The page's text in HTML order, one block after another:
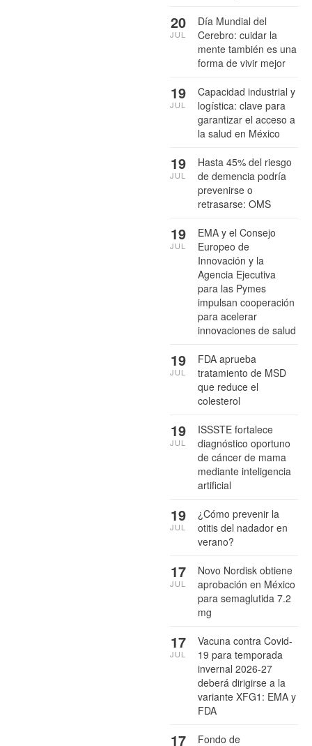
Día Mundial del
Cerebro: cuidar la
mente también es una
forma de vivir mejor
20
JUL
Capacidad industrial y
logística: clave para
garantizar el acceso a
la salud en México
19
JUL
Hasta 45% del riesgo
de demencia podría
prevenirse o
retrasarse: OMS
19
JUL
EMA y el Consejo
Europeo de
Innovación y la
Agencia Ejecutiva
para las Pymes
impulsan cooperación
para acelerar
innovaciones de salud
19
JUL
FDA aprueba
tratamiento de MSD
que reduce el
colesterol
19
JUL
ISSSTE fortalece
diagnóstico oportuno
de cáncer de mama
mediante inteligencia
artificial
19
JUL
¿Cómo prevenir la
otitis del nadador en
verano?
19
JUL
Novo Nordisk obtiene
aprobación en México
para semaglutida 7.2
mg
17
JUL
Vacuna contra Covid-
19 para temporada
invernal 2026-27
deberá dirigirse a la
variante XFG1: EMA y
FDA
17
JUL
Fondo de
17